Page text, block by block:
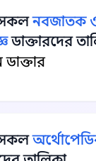
সকলনবজাতক
ডাক্তারদের
সকল